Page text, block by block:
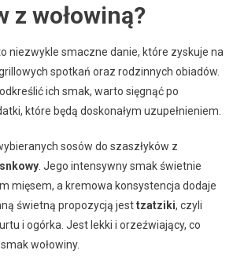
z wołowiną?
niezwykle smaczne danie, które zyskuje na
spotkań oraz rodzinnych obiadów.
ich smak, warto sięgnąć po
które będą doskonałym uzupełnieniem.
sosów do szaszłyków z
. Jego intensywny smak świetnie
mięsem, a kremowa konsystencja dodaje
świetną propozycją jesttzatziki, czyli
i ogórka. Jest lekki i orzeźwiający, co
wołowiny.